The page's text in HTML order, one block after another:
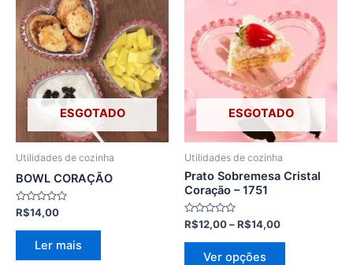
ESGOTADO
Utilidades de cozinha
BOWL CORAÇÃO
Avaliação
0
de
R$14,00
Ler mais
ESGOTADO
Utilidades de cozinha
Prato Sobremesa Cristal
Coração – 1751
Avaliação
0
de
R$12,00–R$14,00
de
preço:
R$12,00
através
R$14,00
Ver opções
produto
várias
variantes.
As
opções
podem
escolhidas
produto